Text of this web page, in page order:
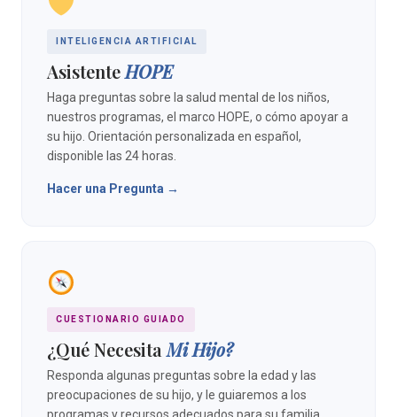
INTELIGENCIA ARTIFICIAL
AsistenteHOPE
Haga preguntas sobre la salud mental de los niños,
nuestros programas, el marco HOPE, o cómo apoyar a
su hijo. Orientación personalizada en español,
disponible las 24 horas.
Hacer una Pregunta →
CUESTIONARIO GUIADO
¿Qué NecesitaMi Hijo?
Responda algunas preguntas sobre la edad y las
preocupaciones de su hijo, y le guiaremos a los